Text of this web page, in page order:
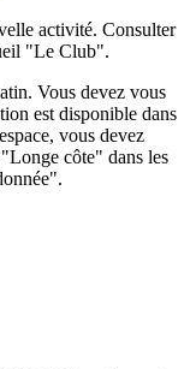
activité. Consulter
"Le Club".
Vous devez vous
est disponible dans
vous devez
côte" dans les